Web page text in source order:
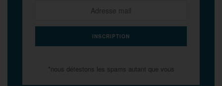
*nous détestons les spams autant que vous